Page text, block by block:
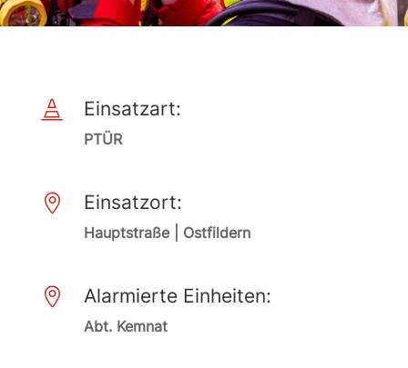
 Einsatzart:
PTÜR
 Einsatzort:
Hauptstraße | Ostfildern
 Alarmierte Einheiten:
Abt. Kemnat